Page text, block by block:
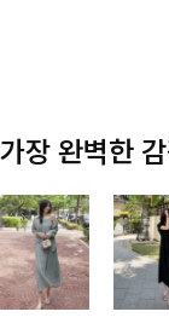
가장 완벽한